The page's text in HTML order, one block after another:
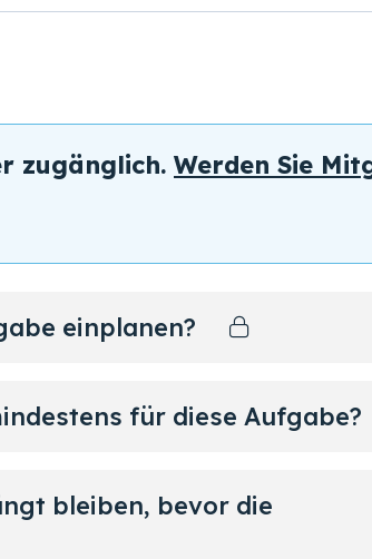
zugänglich. Werden Sie
einplanen?
für diese Aufgabe?
bleiben, bevor die